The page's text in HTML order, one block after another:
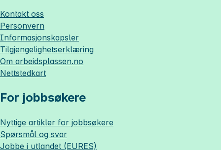
Kontakt oss
Personvern
Informasjonskapsler
Tilgjengelighetserklæring
Om arbeidsplassen.no
Nettstedkart
For jobbsøkere
Nyttige artikler for jobbsøkere
Spørsmål og svar
Jobbe i utlandet (EURES)